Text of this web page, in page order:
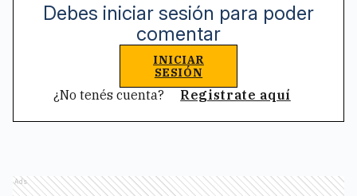
Debes iniciar sesión para poder
comentar
INICIAR
SESIÓN
¿No tenés cuenta? Registrate aquí
Ads